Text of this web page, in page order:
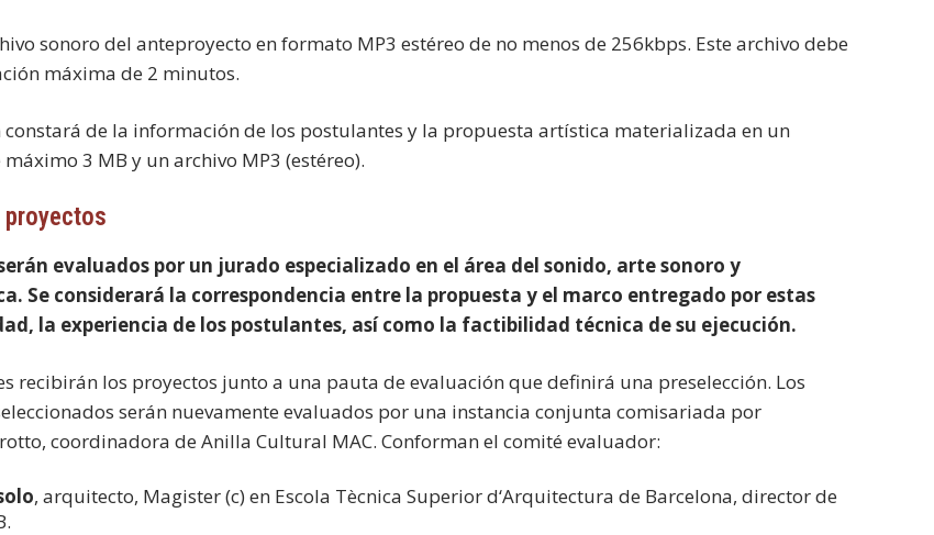
sonoro del anteproyecto en formato MP3 estéreo de no menos de 256kbps. Este archivo debe
máxima de 2 minutos.
constará de la información de los postulantes y la propuesta artística materializada en un
máximo 3 MB y un archivo MP3 (estéreo).
proyectos
evaluados por un jurado especializado en el área del sonido, arte sonoro y
Se considerará la correspondencia entre la propuesta y el marco entregado por estas
la experiencia de los postulantes, así como la factibilidad técnica de su ejecución.
recibirán los proyectos junto a una pauta de evaluación que definirá una preselección. Los
serán nuevamente evaluados por una instancia conjunta comisariada por
coordinadora de Anilla Cultural MAC. Conforman el comité evaluador:
, arquitecto, Magister (c) en Escola Tècnica Superior d‘Arquitectura de Barcelona, director de